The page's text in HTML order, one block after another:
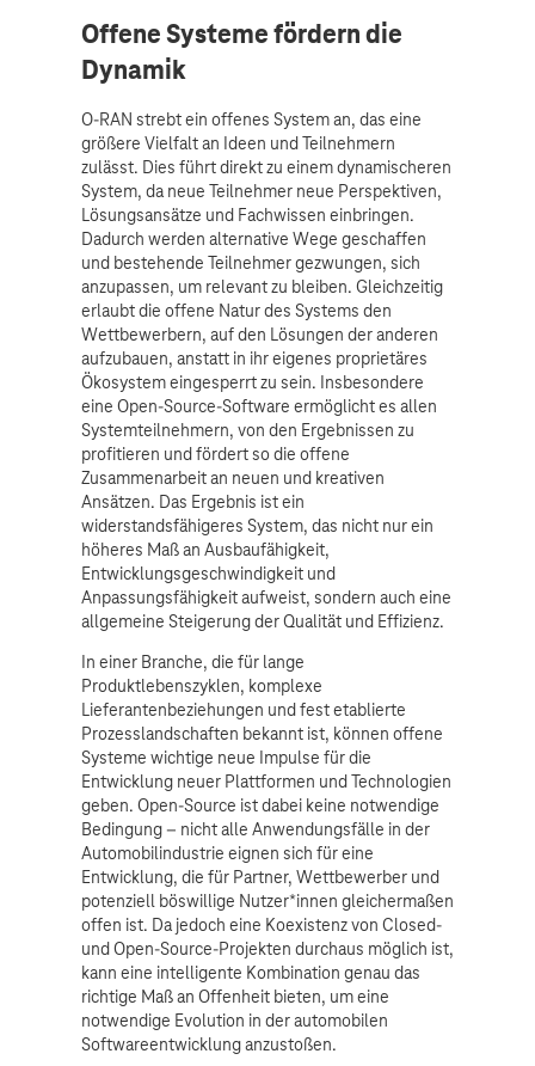
Offene Systeme fördern die
Dynamik
O-RAN strebt ein offenes System an, das eine
größere Vielfalt an Ideen und Teilnehmern
zulässt. Dies führt direkt zu einem dynamischeren
System, da neue Teilnehmer neue Perspektiven,
Lösungsansätze und Fachwissen einbringen.
Dadurch werden alternative Wege geschaffen
und bestehende Teilnehmer gezwungen, sich
anzupassen, um relevant zu bleiben. Gleichzeitig
erlaubt die offene Natur des Systems den
Wettbewerbern, auf den Lösungen der anderen
aufzubauen, anstatt in ihr eigenes proprietäres
Ökosystem eingesperrt zu sein. Insbesondere
eine Open-Source-Software ermöglicht es allen
Systemteilnehmern, von den Ergebnissen zu
profitieren und fördert so die offene
Zusammenarbeit an neuen und kreativen
Ansätzen. Das Ergebnis ist ein
widerstandsfähigeres System, das nicht nur ein
höheres Maß an Ausbaufähigkeit,
Entwicklungsgeschwindigkeit und
Anpassungsfähigkeit aufweist, sondern auch eine
allgemeine Steigerung der Qualität und Effizienz.
In einer Branche, die für lange
Produktlebenszyklen, komplexe
Lieferantenbeziehungen und fest etablierte
Prozesslandschaften bekannt ist, können offene
Systeme wichtige neue Impulse für die
Entwicklung neuer Plattformen und Technologien
geben. Open-Source ist dabei keine notwendige
Bedingung – nicht alle Anwendungsfälle in der
Automobilindustrie eignen sich für eine
Entwicklung, die für Partner, Wettbewerber und
potenziell böswillige Nutzer*innen gleichermaßen
offen ist. Da jedoch eine Koexistenz von Closed-
und Open-Source-Projekten durchaus möglich ist,
kann eine intelligente Kombination genau das
richtige Maß an Offenheit bieten, um eine
notwendige Evolution in der automobilen
Softwareentwicklung anzustoßen.